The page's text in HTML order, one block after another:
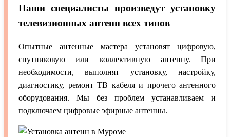
Наши специалисты произведут установку
телевизионных антенн всех типов
Опытные антенные мастера установят цифровую,
спутниковую или коллективную антенну. При
необходимости, выполнят установку, настройку,
диагностику, ремонт ТВ кабеля и прочего антенного
оборудования. Мы без проблем устанавливаем и
подключаем цифровые эфирные антенны.